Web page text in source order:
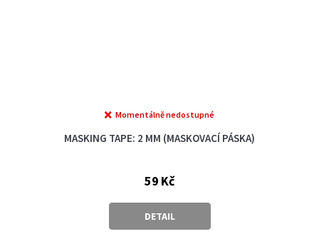
MASKING TAPE: 2 MM (MASKOVACÍ PÁSKA)
Momentálně nedostupné
59 Kč
DETAIL